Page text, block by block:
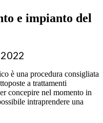
e impianto del
è una procedura consigliata
a trattamenti
concepire nel momento in
intraprendere una